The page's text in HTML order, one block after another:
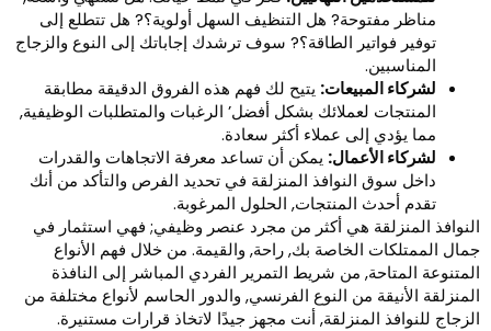
مناظر مفتوحة? هل التنظيف السهل أولوية؟? هل تتطلع إلى
توفير فواتير الطاقة؟? سوف ترشدك إجاباتك إلى النوع والزجاج
المناسبين.
لشركاء المبيعات:يتيح لك فهم هذه الفروق الدقيقة مطابقة
المنتجات لعملائك بشكل أفضل’ الرغبات والمتطلبات الوظيفية,
مما يؤدي إلى عملاء أكثر سعادة.
لشركاء الأعمال:يمكن أن تساعد معرفة الاتجاهات والقدرات
داخل سوق النوافذ المنزلقة في تحديد الفرص والتأكد من أنك
تقدم أحدث المنتجات, الحلول المرغوبة.
المنزلقة هي أكثر من مجرد عنصر وظيفي; فهي استثمار في
الممتلكات الخاصة بك, راحة, والقيمة. من خلال فهم الأنواع
المتاحة, من شريط التمرير الفردي المباشر إلى النافذة
الأنيقة من النوع الفرنسي, والدور الحاسم لأنواع مختلفة من
للنوافذ المنزلقة, أنت مجهز جيدًا لاتخاذ قرارات مستنيرة.